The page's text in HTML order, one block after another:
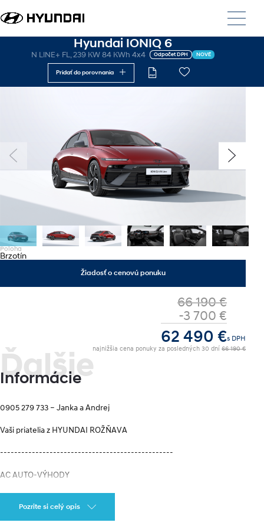
Hyundai IONIQ 6
N LINE+ FL, 239 KW 84 KWh 4x4 Odpočet DPH NOVÉ
Pridať do porovnania
Poloha
Brzotín
Žiadosť o cenovú ponuku
66 190 €
-3 700 €
62 490 €s DPH
najnižšia cena ponuky za posledných 30 dní66 190 €
Ďalšie
Informácie
0905 279 733 – Janka a Andrej
Vaši priatelia z HYUNDAI ROŽŇAVA
-------------------------------------------------
AC AUTO-VÝHODY
Garancia najlepšej ceny na trhu
Pozrite si celý opis